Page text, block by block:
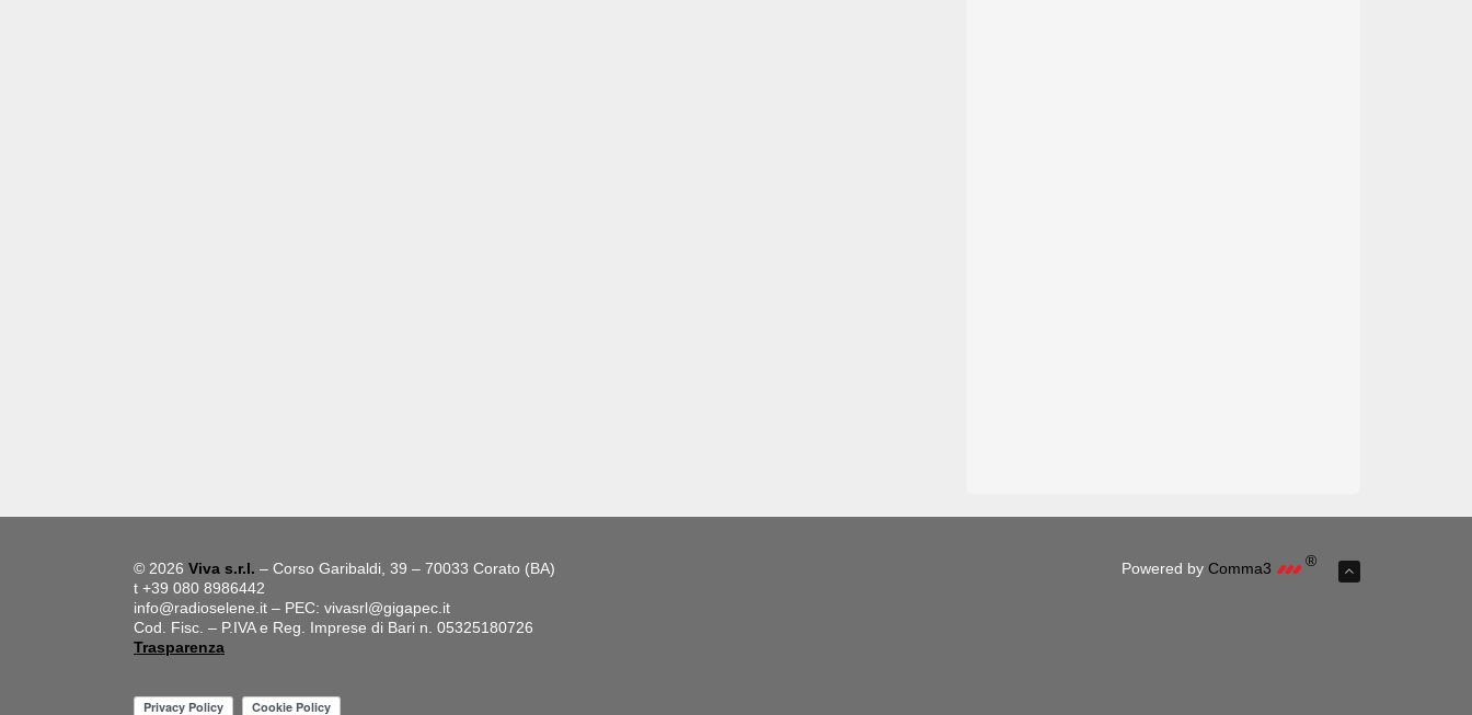
© 2026 Viva s.r.l. – Corso Garibaldi, 39 – 70033 Corato (BA)
t +39 080 8986442
info@radioselene.it – PEC: vivasrl@gigapec.it
Cod. Fisc. – P.IVA e Reg. Imprese di Bari n. 05325180726
Trasparenza
Powered by Comma3 ®